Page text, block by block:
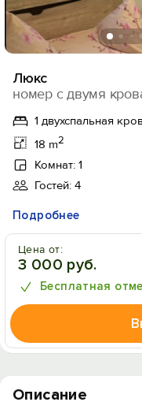
Люкс
номер с двумя
1 двухспальная
18 m2
Комнат: 1
Гостей: 4
Подробнее
Цена от:
3 000 руб.
Бесплатная
Описание